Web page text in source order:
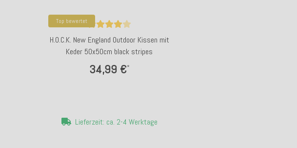
Top bewertet
H.O.C.K. New England Outdoor Kissen mit
Keder 50x50cm black stripes
34,99 €*
Lieferzeit: ca. 2-4 Werktage